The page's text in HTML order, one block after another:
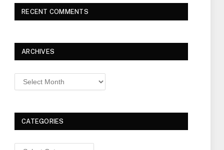
RECENT COMMENTS
ARCHIVES
Archives
CATEGORIES
Categories